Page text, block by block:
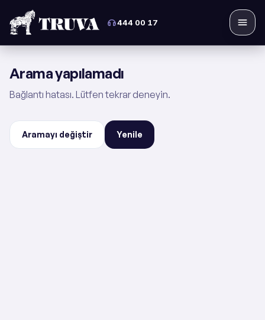
444 00 17
Arama yapılamadı
Bağlantı hatası. Lütfen tekrar deneyin.
Aramayı değiştir Yenile